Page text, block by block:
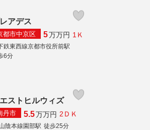
アデス
都市中京区 5万万円 1Ｋ
鉄東西線京都市役所前駅
6分
ストヒルウィズ
丹市 5.5万万円 2ＤＫ
陰本線園部駅 徒歩25分